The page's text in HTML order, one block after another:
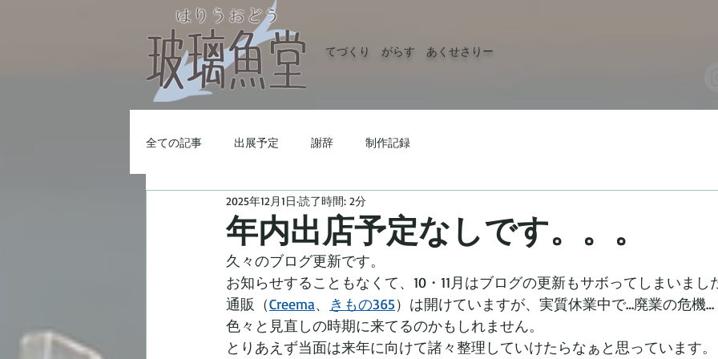
てづくり がらす あくせさりー
全ての記事 出展予定 謝辞 制作記録
年内出店予定なしです。。。
2025年12月1日 読了時間: 2分
久々のブログ更新です。
お知らせすることもなくて、10・11月はブログの更新もサボってしまいまし
通販（Creema、 きもの365）は開けていますが、実質休業中で…廃業の危機…
色々と見直しの時期に来てるのかもしれません。
とりあえず当面は来年に向けて諸々整理していけたらなぁと思っています。